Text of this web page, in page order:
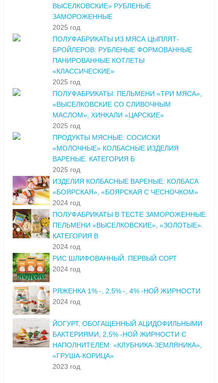
ВЫСЕЛКОВСКИЕ» РУБЛЕНЫЕ
ЗАМОРОЖЕННЫЕ
2025 год
ПОЛУФАБРИКАТЫ ИЗ МЯСА ЦЫПЛЯТ-
БРОЙЛЕРОВ: РУБЛЕНЫЕ ФОРМОВАННЫЕ
ПАНИРОВАННЫЕ КОТЛЕТЫ
«КЛАССИЧЕСКИЕ»
2025 год
ПОЛУФАБРИКАТЫ: ПЕЛЬМЕНИ «ТРИ МЯСА»,
«ВЫСЕЛКОВСКИЕ СО СЛИВОЧНЫМ
МАСЛОМ», ХИНКАЛИ «ЦАРСКИЕ»
2025 год
ПРОДУКТЫ МЯСНЫЕ: СОСИСКИ
«МОЛОЧНЫЕ» КОЛБАСНЫЕ ИЗДЕЛИЯ
ВАРЕНЫЕ. КАТЕГОРИЯ Б
2025 год
ИЗДЕЛИЯ КОЛБАСНЫЕ ВАРЕНЫЕ: КОЛБАСА
«БОЯРСКАЯ», «БОЯРСКАЯ С ЧЕСНОЧКОМ»
2024 год
ПОЛУФАБРИКАТЫ В ТЕСТЕ ЗАМОРОЖЕННЫЕ:
ПЕЛЬМЕНИ «ВЫСЕЛКОВСКИЕ», «ЗОЛОТЫЕ».
КАТЕГОРИЯ В
2024 год
РИС ШЛИФОВАННЫЙ. ПЕРВЫЙ СОРТ
2024 год
РЯЖЕНКА 1% -, 2,5% -, 4% -НОЙ ЖИРНОСТИ
2024 год
ЙОГУРТ, ОБОГАЩЕННЫЙ АЦИДОФИЛЬНЫМИ
БАКТЕРИЯМИ, 2,5% -НОЙ ЖИРНОСТИ С
НАПОЛНИТЕЛЕМ: «КЛУБНИКА-ЗЕМЛЯНИКА»,
«ГРУША-КОРИЦА»
2023 год